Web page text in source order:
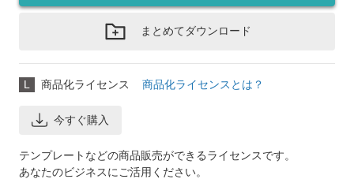
まとめてダウンロード
L 商品化ライセンス 商品化ライセンスとは？
今すぐ購入
テンプレートなどの商品販売ができるライセンスです。
あなたのビジネスにご活用ください。